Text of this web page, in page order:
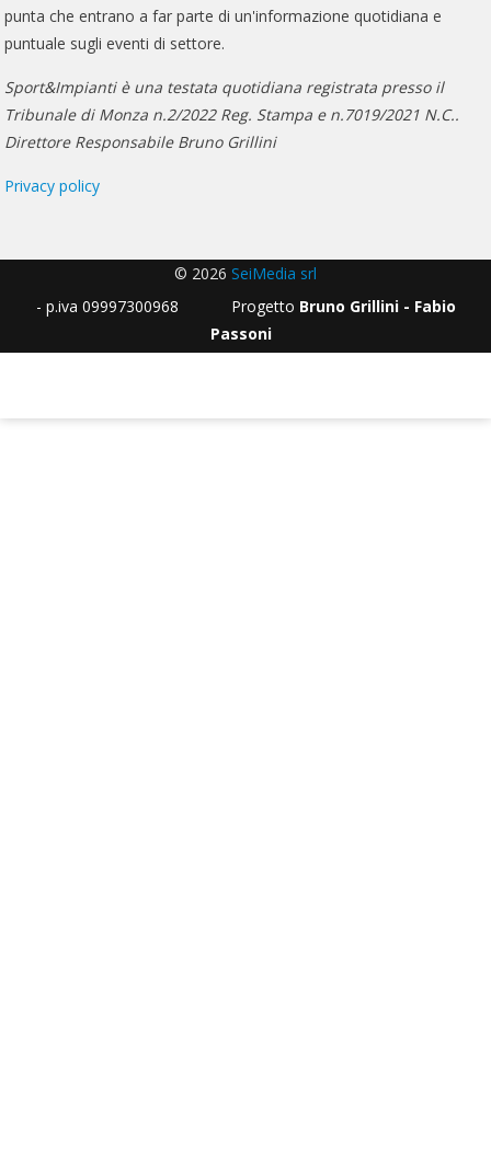
punta che entrano a far parte di un'informazione quotidiana e
puntuale sugli eventi di settore.
Sport&Impianti è una testata quotidiana registrata presso il
Tribunale di Monza n.2/2022 Reg. Stampa e n.7019/2021 N.C..
Direttore Responsabile Bruno Grillini
Privacy policy
© 2026 SeiMedia srl
- p.iva 09997300968 Progetto Bruno Grillini - Fabio
Passoni